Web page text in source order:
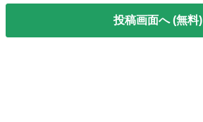
投稿画面へ (無料)